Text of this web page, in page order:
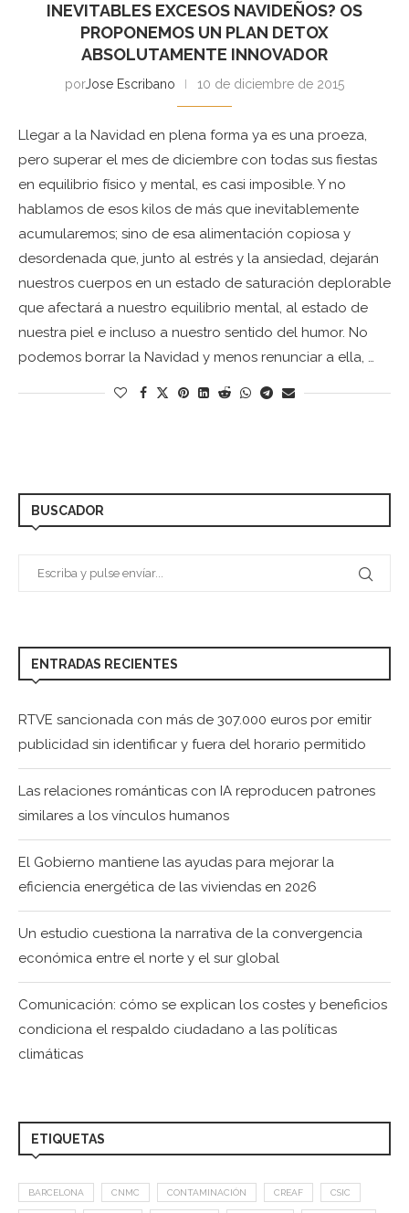
INEVITABLES EXCESOS NAVIDEÑOS? OS
PROPONEMOS UN PLAN DETOX
ABSOLUTAMENTE INNOVADOR
porJose Escribano 10 de diciembre de 2015
Llegar a la Navidad en plena forma ya es una proeza,
pero superar el mes de diciembre con todas sus fiestas
en equilibrio físico y mental, es casi imposible. Y no
hablamos de esos kilos de más que inevitablemente
acumularemos; sino de esa alimentación copiosa y
desordenada que, junto al estrés y la ansiedad, dejarán
nuestros cuerpos en un estado de saturación deplorable
que afectará a nuestro equilibrio mental, al estado de
nuestra piel e incluso a nuestro sentido del humor. No
podemos borrar la Navidad y menos renunciar a ella, …
BUSCADOR
ENTRADAS RECIENTES
RTVE sancionada con más de 307.000 euros por emitir
publicidad sin identificar y fuera del horario permitido
Las relaciones románticas con IA reproducen patrones
similares a los vínculos humanos
El Gobierno mantiene las ayudas para mejorar la
eficiencia energética de las viviendas en 2026
Un estudio cuestiona la narrativa de la convergencia
económica entre el norte y el sur global
Comunicación: cómo se explican los costes y beneficios
condiciona el respaldo ciudadano a las políticas
climáticas
ETIQUETAS
BARCELONA CNMC CONTAMINACIÓN CREAF CSIC